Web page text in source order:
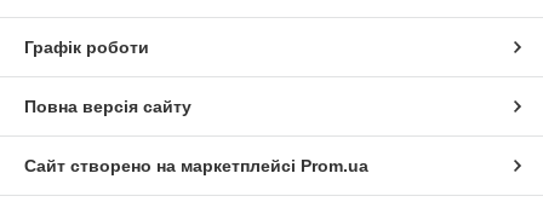
Графік роботи
Повна версія сайту
Сайт створено на маркетплейсі Prom.ua